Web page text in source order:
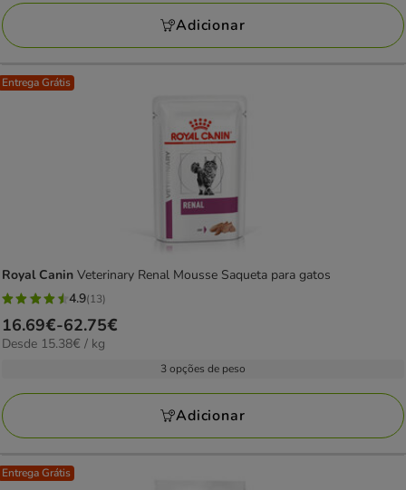
avaliações
105.82€
Adicionar
Entrega Grátis
Royal Canin Veterinary Renal Mousse Saqueta para gatos
4.9
estrelas
com
avaliações
4.9(13)
Preço
de
62.75€
16.69€-62.75€
15.38€
Desde 15.38€ / kg
3 opções de peso
Adicionar
Entrega Grátis